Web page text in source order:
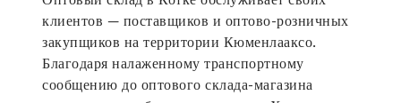
клиентов — поставщиков и оптово-розничных
закупщиков на территории Кюменлааксо.
Благодаря налаженному транспортному
сообщению до оптового склада-магазина